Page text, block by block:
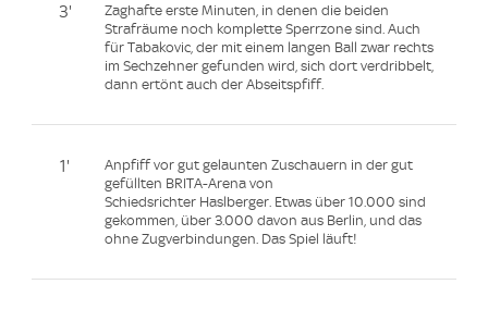
3'
Zaghafte erste Minuten, in denen die beiden
Strafräume noch komplette Sperrzone sind. Auch
für Tabakovic, der mit einem langen Ball zwar rechts
im Sechzehner gefunden wird, sich dort verdribbelt,
dann ertönt auch der Abseitspfiff.
1'
Anpfiff vor gut gelaunten Zuschauern in der gut
gefüllten BRITA-Arena von
Schiedsrichter Haslberger. Etwas über 10.000 sind
gekommen, über 3.000 davon aus Berlin, und das
ohne Zugverbindungen. Das Spiel läuft!